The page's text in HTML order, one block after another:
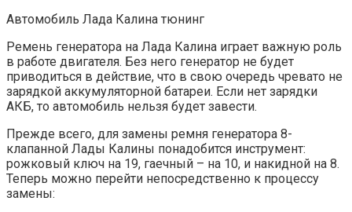
Автомобиль Лада Калина тюнинг
Ремень генератора на Лада Калина играет важную роль
в работе двигателя. Без него генератор не будет
приводиться в действие, что в свою очередь чревато не
зарядкой аккумуляторной батареи. Если нет зарядки
АКБ, то автомобиль нельзя будет завести.
Прежде всего, для замены ремня генератора 8-
клапанной Лады Калины понадобится инструмент:
рожковый ключ на 19, гаечный – на 10, и накидной на 8.
Теперь можно перейти непосредственно к процессу
замены: